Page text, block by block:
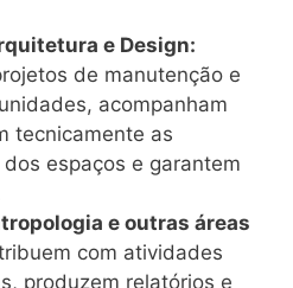
e Design:
de manutenção e
acompanham
tecnicamente as
espaços e garantem
e outras áreas
com atividades
produzem relatórios e